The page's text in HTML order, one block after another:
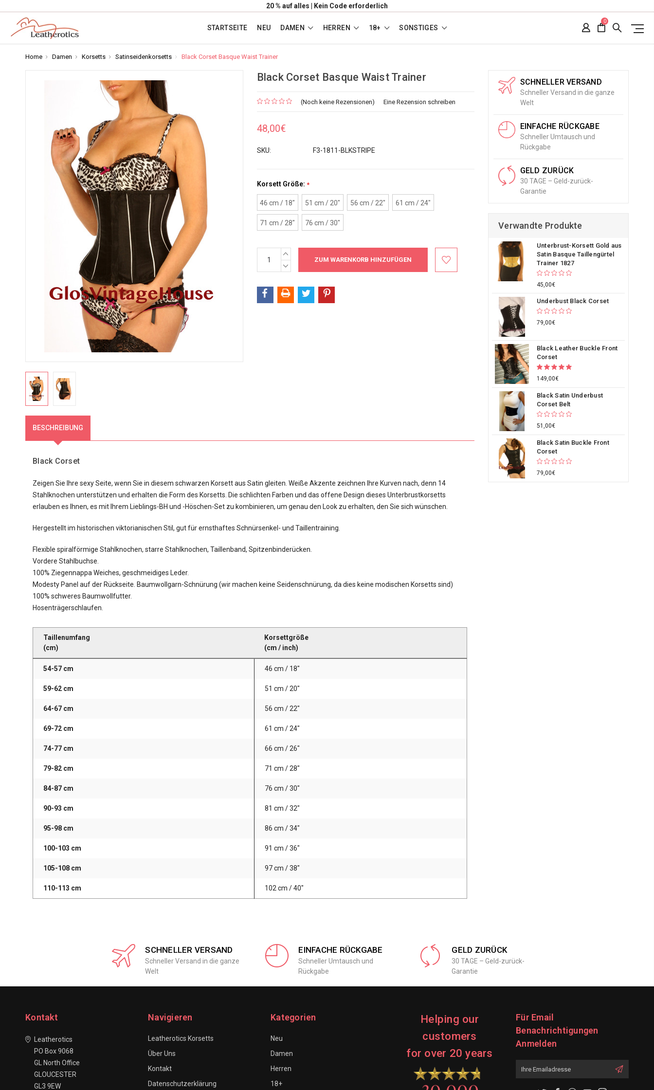
20 % auf alles | Kein Code erforderlich
STARTSEITE NEU DAMEN HERREN 18+ SONSTIGES
0
Home Damen Korsetts Satinseidenkorsetts Black Corset Basque Waist Trainer
Black Corset Basque Waist Trainer
(Noch keine Rezensionen) Eine Rezension schreiben
48,00€
SKU: F3-1811-BLKSTRIPE
Korsett Größe: *
46 cm / 18" 51 cm / 20" 56 cm / 22" 61 cm / 24"
71 cm / 28" 76 cm / 30"
Aktueller
Bestand:
MENGE
ERHÖHEN:
MENGE
VERRINGERN:
BESCHREIBUNG
Black Corset
Zeigen Sie Ihre sexy Seite, wenn Sie in diesem schwarzen Korsett aus Satin gleiten. Weiße Akzente zeichnen Ihre Kurven nach, denn 14
Stahlknochen unterstützen und erhalten die Form des Korsetts. Die schlichten Farben und das offene Design dieses Unterbrustkorsetts
erlauben es Ihnen, es mit Ihrem Lieblings-BH und -Höschen-Set zu kombinieren, um genau den Look zu erhalten, den Sie sich wünschen.
Hergestellt im historischen viktorianischen Stil, gut für ernsthaftes Schnürsenkel- und Taillentraining.
Flexible spiralförmige Stahlknochen, starre Stahlknochen, Taillenband, Spitzenbinderücken.
Vordere Stahlbuchse.
100% Ziegennappa Weiches, geschmeidiges Leder.
Modesty Panel auf der Rückseite. Baumwollgarn-Schnürung (wir machen keine Seidenschnürung, da dies keine modischen Korsetts sind)
100% schweres Baumwollfutter.
Hosenträgerschlaufen.
Taillenumfang
(cm)
Korsettgröße
(cm / inch)
54-57 cm 46 cm / 18"
59-62 cm 51 cm / 20"
64-67 cm 56 cm / 22"
69-72 cm 61 cm / 24"
74-77 cm 66 cm / 26"
79-82 cm 71 cm / 28"
84-87 cm 76 cm / 30"
90-93 cm 81 cm / 32"
95-98 cm 86 cm / 34"
100-103 cm 91 cm / 36"
105-108 cm 97 cm / 38"
110-113 cm 102 cm / 40"
SCHNELLER VERSAND
Schneller Versand in die ganze
Welt
EINFACHE RÜCKGABE
Schneller Umtausch und
Rückgabe
GELD ZURÜCK
30 TAGE – Geld-zurück-
Garantie
Verwandte Produkte
Unterbrust-Korsett Gold aus
Satin Basque Taillengürtel
Trainer 1827
45,00€
Underbust Black Corset
79,00€
Black Leather Buckle Front
Corset
149,00€
Black Satin Underbust
Corset Belt
51,00€
Black Satin Buckle Front
Corset
79,00€
SCHNELLER VERSAND
Schneller Versand in die ganze
Welt
EINFACHE RÜCKGABE
Schneller Umtausch und
Rückgabe
GELD ZURÜCK
30 TAGE – Geld-zurück-
Garantie
Kontakt
Leatherotics
PO Box 9068
GL North Office
GLOUCESTER
GL3 9EW
Navigieren
Leatherotics Korsetts
Über Uns
Kontakt
Datenschutzerklärung
Kategorien
Neu
Damen
Herren
18+
Helping our
customers
for over 20 years
Für Email
Benachrichtigungen
Anmelden